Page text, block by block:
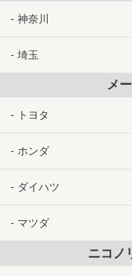
神奈川
埼玉
メ
トヨタ
ホンダ
ダイハツ
マツダ
ニコノ